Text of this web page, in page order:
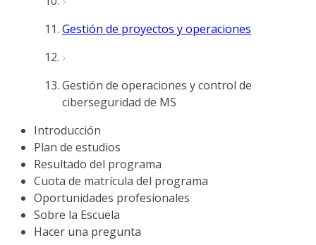
Gestión de proyectos y operaciones
Gestión de operaciones y control de
ciberseguridad de MS
Introducción
Plan de estudios
Resultado del programa
Cuota de matrícula del programa
Oportunidades profesionales
Sobre la Escuela
Hacer una pregunta